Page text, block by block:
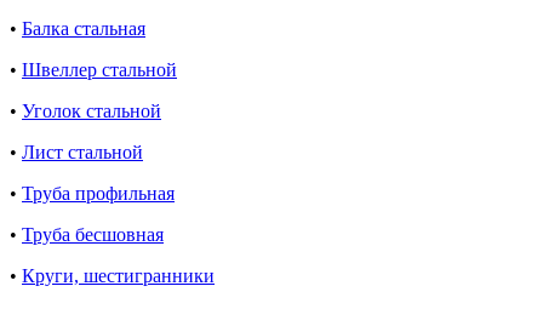
• Балка стальная
• Швеллер стальной
• Уголок стальной
• Лист стальной
• Труба профильная
• Труба бесшовная
• Круги, шестигранники